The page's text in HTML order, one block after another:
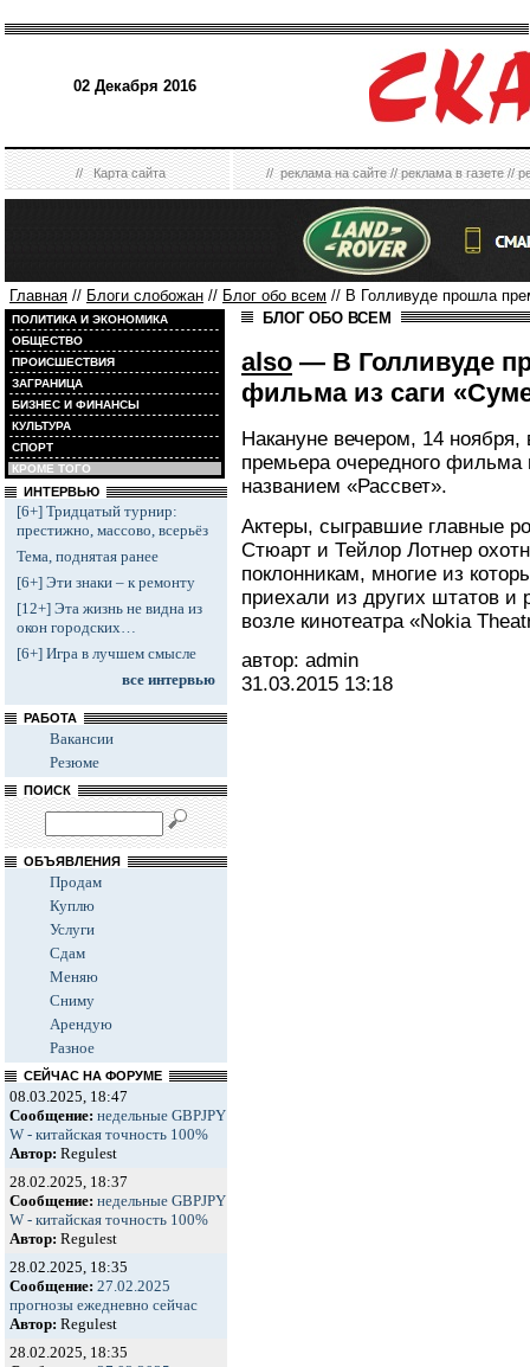
02 Декабря 2016
//Карта сайта //реклама на сайте//реклама в газете//
Главная // Блоги слобожан // Блог обо всем // В Голливуде прошла
ПОЛИТИКА И ЭКОНОМИКА
ОБЩЕСТВО
ПРОИСШЕСТВИЯ
ЗАГРАНИЦА
БИЗНЕС И ФИНАНСЫ
КУЛЬТУРА
СПОРТ
КРОМЕ ТОГО
ИНТЕРВЬЮ
[6+] Тридцатый турнир:
престижно, массово, всерьёз
Тема, поднятая ранее
[6+] Эти знаки – к ремонту
[12+] Эта жизнь не видна из
окон городских…
[6+] Игра в лучшем смысле
все интервью
РАБОТА
Вакансии
Резюме
ПОИСК
ОБЪЯВЛЕНИЯ
Продам
Куплю
Услуги
Сдам
Меняю
Сниму
Арендую
Разное
СЕЙЧАС НА ФОРУМЕ
08.03.2025, 18:47
Сообщение: недельные GBPJPY
W - китайская точность 100%
Автор: Regulest
28.02.2025, 18:37
Сообщение: недельные GBPJPY
W - китайская точность 100%
Автор: Regulest
28.02.2025, 18:35
Сообщение: 27.02.2025
прогнозы ежедневно сейчас
Автор: Regulest
28.02.2025, 18:35
БЛОГ ОБО ВСЕМ
also — В Голливуде
фильма из саги
Накануне вечером, 14
премьера очередного
названием «Рассвет».
Актеры, сыгравшие главные
Стюарт и Тейлор Лотнер
поклонникам, многие из
приехали из других штатов и
возле кинотеатра «Nokia
автор: admin
31.03.2015 13:18